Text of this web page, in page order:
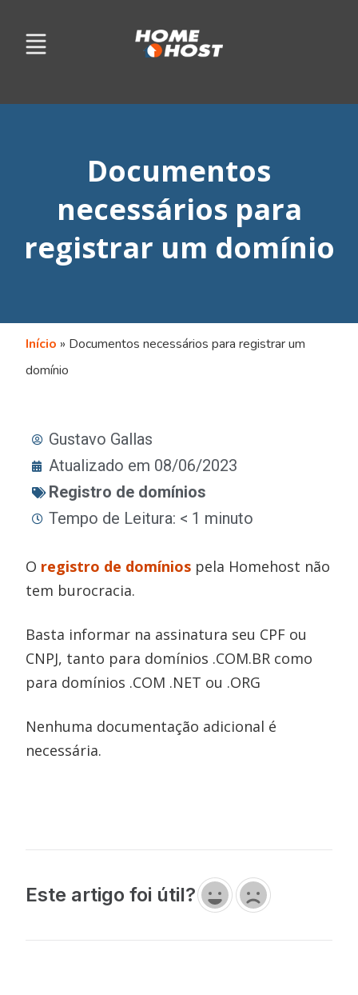
Documentos
necessários para
registrar um domínio
Início » Documentos necessários para registrar um
domínio
Gustavo Gallas
Atualizado em 08/06/2023
Registro de domínios
Tempo de Leitura: < 1 minuto
O registro de domínios pela Homehost não
tem burocracia.
Basta informar na assinatura seu CPF ou
CNPJ, tanto para domínios .COM.BR como
para domínios .COM .NET ou .ORG
Nenhuma documentação adicional é
necessária.
Este artigo foi útil?